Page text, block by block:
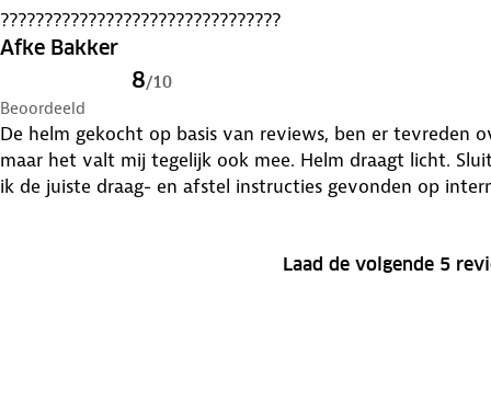
????????????????????????????????
Afke Bakker
8/10
Beoordeeld
De helm gekocht op basis van reviews, ben er tevreden
maar het valt mij tegelijk ook mee. Helm draagt licht.
Laad de volgende 5